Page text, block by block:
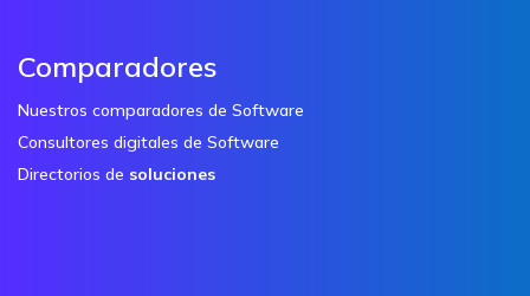
Comparadores
Nuestros comparadores de Software
Consultores digitales de Software
Directorios de soluciones